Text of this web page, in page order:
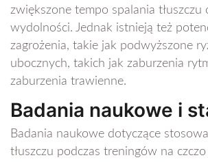
zwiększone tempo spalania tłuszczu
wydolności. Jednak istnieją też
zagrożenia, takie jak podwyższone
ubocznych, takich jak zaburzenia
zaburzenia trawienne.
Badania naukowe i
Badania naukowe dotyczące
tłuszczu podczas treningów na czczo